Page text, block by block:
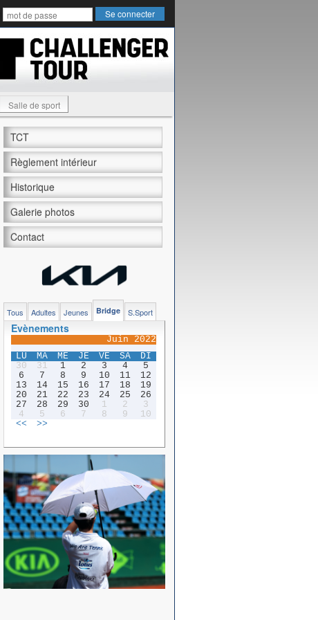
Salle de sport
TCT
Règlement intérieur
Historique
Galerie photos
Contact
Tous Adultes Jeunes Bridge S.Sport
Evènements
Juin 2022
LU
MA ME JE VE SA
DI
30
31 1 2 3 4
5
6
7 8 9 10 11
12
13
14 15 16 17 18
19
20
21 22 23 24 25
26
27
28 29 30 1 2
3
4
5 6 7 8 9
10
<<
>>